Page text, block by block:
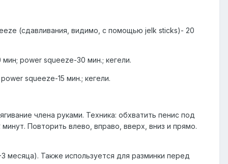
(сдавливания, видимо, с помощью jelk sticks)- 20
power squeeze-30 мин.; кегели.
squeeze-15 мин.; кегели.
члена руками. Техника: обхватить пенис под
Повторить влево, вправо, вверх, вниз и прямо.
месяца). Также используется для разминки перед